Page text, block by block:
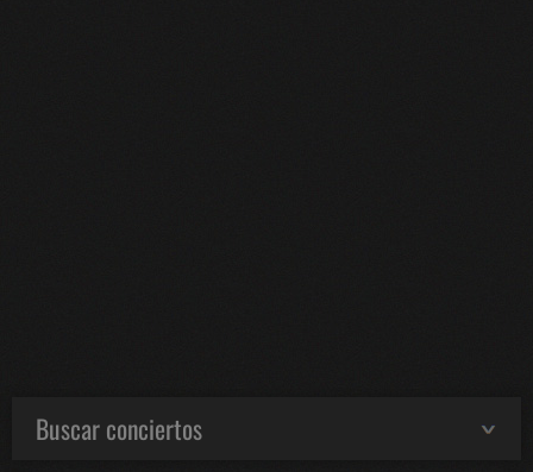
Buscar conciertos